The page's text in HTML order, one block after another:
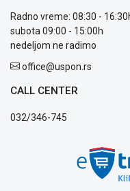
Radno vreme: 08:30 -
subota 09:00 - 15:00h
nedeljom ne radimo
office@uspon.rs
CALL CENTER
032/346-745